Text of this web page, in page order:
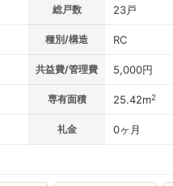
総戸数 23戸
種別/構造 RC
共益費/管理費 5,000円
専有面積 25.42m2
礼金 0ヶ月